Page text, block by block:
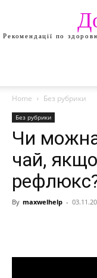
Рекомендації по
Home Без рубрики
Без рубрики
Чи
чай,
By maxwelhelp -